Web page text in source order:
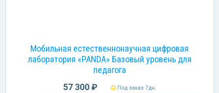
Мобильная естественнонаучная цифровая
лаборатория «PANDA» Базовый уровень для
педагога
57 300 ₽ Под заказ 7дн.